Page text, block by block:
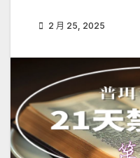
2 月 25, 2025